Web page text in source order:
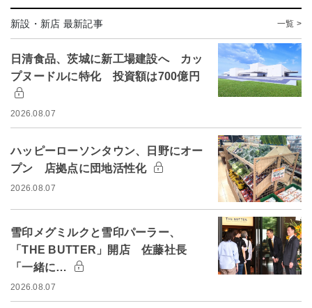
新設・新店 最新記事 一覧 >
日清食品、茨城に新工場建設へ カッ
プヌードルに特化 投資額は700億円
2026.08.07
ハッピーローソンタウン、日野にオー
プン 店拠点に団地活性化
2026.08.07
雪印メグミルクと雪印パーラー、
「THE BUTTER」開店 佐藤社長
「一緒に…
2026.08.07